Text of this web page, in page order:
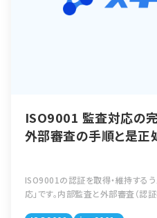
ISO9001 監査対応の
外部審査の手順と是正
ISO9001の認証を取得・維持する
応」です。内部監査と外部審査（認